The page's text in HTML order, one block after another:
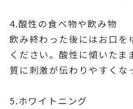
4.酸性の食べ物や飲み物
飲み終わった後にはお口を
ください。酸性に傾いた
質に刺激が伝わりやすくな
5.ホワイトニング